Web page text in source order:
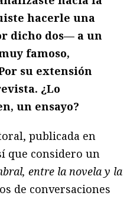
hacerle una
dicho dos— a un
famoso,
su extensión
¿Lo
un ensayo?
publicada en
que considero un
entre la novela y la
de conversaciones